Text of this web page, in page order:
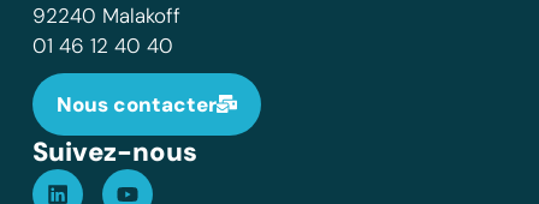
92240 Malakoff
01 46 12 40 40
Nous contacter
Suivez-nous